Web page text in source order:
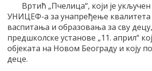
Вртић „Пчелица“, који је укључен
УНИЦЕФ-а за унапређење
васпитања и образовања за сву децу,
предшколске установе „11. април“
објеката на Новом Београду и коју
деце.